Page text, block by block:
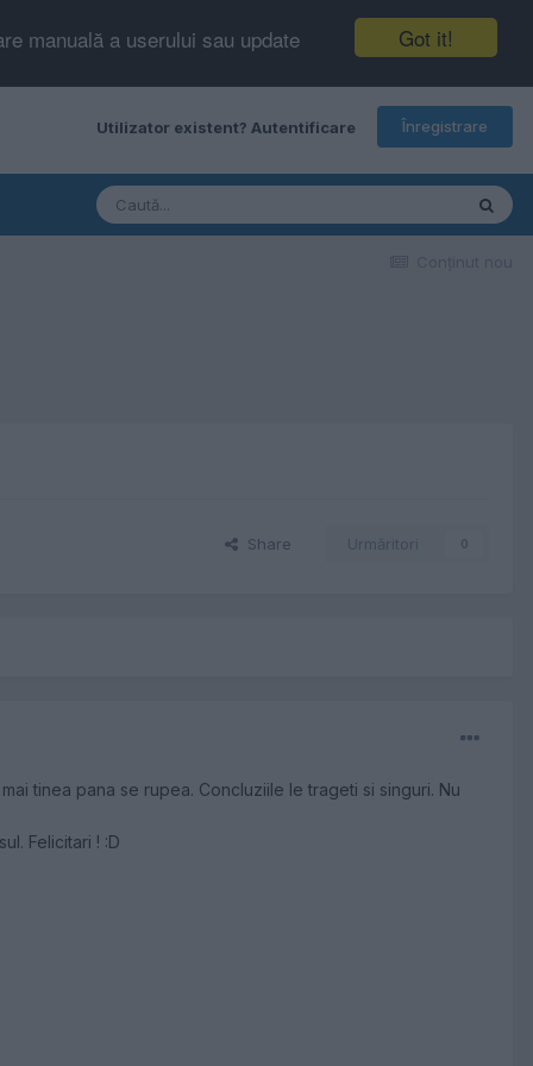
Got it!
manuală a userului sau update
Utilizator existent? Autentificare Înregistrare
Share Urmăritori 0
tinea pana se rupea. Concluziile le trageti si singuri. Nu
Felicitari ! :D